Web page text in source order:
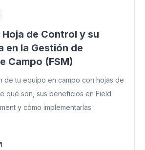
Hoja de Control y su
en la Gestión de
Campo (FSM)
de tu equipo en campo con hojas de
qué son, sus beneficios en Field
y cómo implementarlas